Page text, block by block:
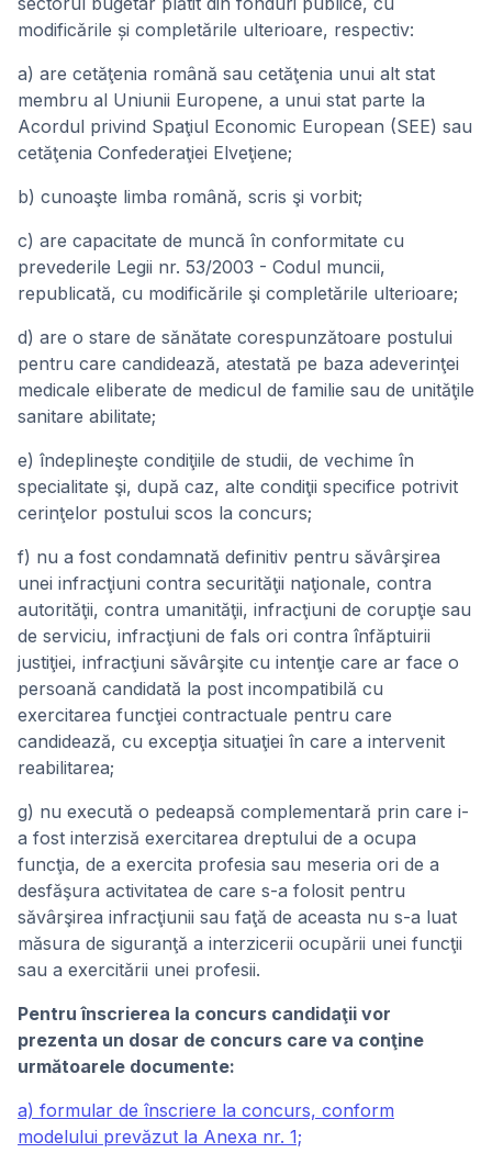
modificările și completările ulterioare, respectiv:
a) are cetăţenia română sau cetăţenia unui alt stat
membru al Uniunii Europene, a unui stat parte la
Acordul privind Spaţiul Economic European (SEE) sau
cetăţenia Confederaţiei Elveţiene;
b) cunoaşte limba română, scris şi vorbit;
c) are capacitate de muncă în conformitate cu
prevederile Legii nr. 53/2003 - Codul muncii,
republicată, cu modificările şi completările ulterioare;
d) are o stare de sănătate corespunzătoare postului
pentru care candidează, atestată pe baza adeverinţei
medicale eliberate de medicul de familie sau de unităţile
sanitare abilitate;
e) îndeplineşte condiţiile de studii, de vechime în
specialitate şi, după caz, alte condiţii specifice potrivit
cerinţelor postului scos la concurs;
f) nu a fost condamnată definitiv pentru săvârşirea
unei infracţiuni contra securităţii naţionale, contra
autorităţii, contra umanităţii, infracţiuni de corupţie sau
de serviciu, infracţiuni de fals ori contra înfăptuirii
justiţiei, infracţiuni săvârşite cu intenţie care ar face o
persoană candidată la post incompatibilă cu
exercitarea funcţiei contractuale pentru care
candidează, cu excepţia situaţiei în care a intervenit
reabilitarea;
g) nu execută o pedeapsă complementară prin care i-
a fost interzisă exercitarea dreptului de a ocupa
funcţia, de a exercita profesia sau meseria ori de a
desfăşura activitatea de care s-a folosit pentru
săvârşirea infracţiunii sau faţă de aceasta nu s-a luat
măsura de siguranţă a interzicerii ocupării unei funcţii
sau a exercitării unei profesii.
Pentru înscrierea la concurs candidaţii vor
prezenta un dosar de concurs care va conţine
următoarele documente:
a) formular de înscriere la concurs, conform
modelului prevăzut la Anexa nr. 1;